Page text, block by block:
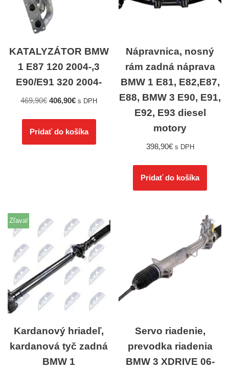
KATALYZÁTOR BMW
1 E87 120 2004-,3
E90/E91 320 2004-
469,90€ 406,90€ s DPH
Pridať do košíka
Nápravnica, nosný
rám zadná náprava
BMW 1 E81, E82,E87,
E88, BMW 3 E90, E91,
E92, E93 diesel
motory
398,90€ s DPH
Pridať do košíka
Zľava!
Kardanový hriadeľ,
kardanová tyč zadná
BMW 1
Servo riadenie,
prevodka riadenia
BMW 3 XDRIVE 06-